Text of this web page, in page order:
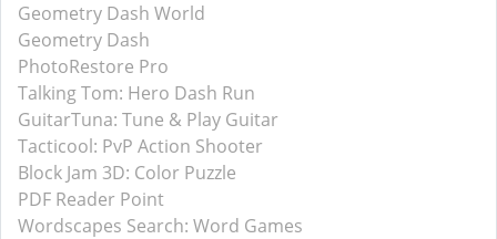
Geometry Dash World
Geometry Dash
PhotoRestore Pro
Talking Tom: Hero Dash Run
GuitarTuna: Tune & Play Guitar
Tacticool: PvP Action Shooter
Block Jam 3D: Color Puzzle
PDF Reader Point
Wordscapes Search: Word Games